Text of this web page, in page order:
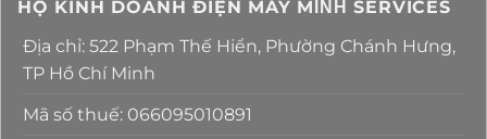
HỘ KINH DOANH ĐIỆN MÁY MΙΝΗ SERVICES
Địa chỉ: 522 Phạm Thế Hiển, Phường Chánh Hưng,
TP Hồ Chí Minh
Mã số thuế: 066095010891